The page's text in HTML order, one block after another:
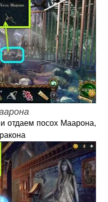
отдаем посох Маарона,